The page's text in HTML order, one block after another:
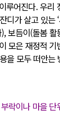
루어진다. 우리
가 살고 있는
보듬이(돌봄
모은 재정적
을 모두 떠안
락이나 마을 단